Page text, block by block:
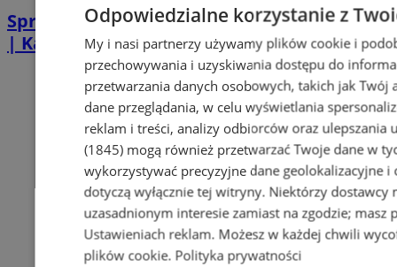
Sprzątanie po zgonie w Piekarach Śląskich
| Kastelnik
Odpowiedzialne korzystanie z
My i nasi partnerzy używamy plików cookie i
przechowywania i uzyskiwania dostępu do
przetwarzania danych osobowych, takich jak
dane przeglądania, w celu wyświetlania
reklam i treści, analizy odbiorców oraz ulepszania
(1845)mogą również przetwarzać Twoje dane w
wykorzystywać precyzyjne dane geolokalizacyjne
dotyczą wyłącznie tej witryny. Niektórzy dostawcy
uzasadnionym interesie zamiast na zgodzie; masz
Ustawieniach reklam. Możesz w każdej chwili
plików cookie. Polityka prywatności